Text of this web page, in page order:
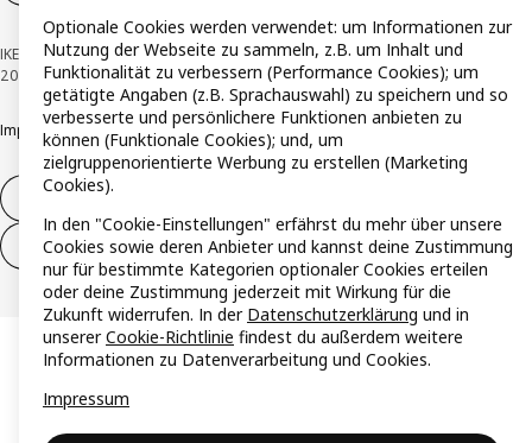
IKEA Österreich - Südring, 2334 Vösendorf © Inter IKEA Systems B.V. 1999-
2026
Impressum DatenschutzerklärungCookie RichtlinieResponsible Disclosure
Widerruf / Rückgabe
Widerrufsrecht ausüben (Services)
Optionale Cookies werden verwendet: um Informationen zur
Nutzung der Webseite zu sammeln, z.B. um Inhalt und
Funktionalität zu verbessern (Performance Cookies); um
getätigte Angaben (z.B. Sprachauswahl) zu speichern und so
verbesserte und persönlichere Funktionen anbieten zu
können (Funktionale Cookies); und, um
zielgruppenorientierte Werbung zu erstellen (Marketing
Cookies).
In den "Cookie-Einstellungen" erfährst du mehr über unsere
Cookies sowie deren Anbieter und kannst deine Zustimmung
nur für bestimmte Kategorien optionaler Cookies erteilen
oder deine Zustimmung jederzeit mit Wirkung für die
Zukunft widerrufen. In der Datenschutzerklärung und in
unsererCookie-Richtlinie findest du außerdem weitere
Informationen zu Datenverarbeitung und Cookies.
Impressum